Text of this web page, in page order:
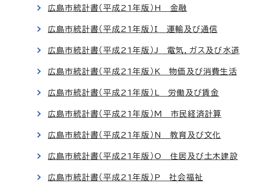
広島市統計書（平成21年版）H 金融
広島市統計書（平成21年版）I 運輸及び通信
広島市統計書（平成21年版）J 電気，ガス及び水道
広島市統計書（平成21年版）K 物価及び消費生活
広島市統計書（平成21年版）L 労働及び賃金
広島市統計書（平成21年版）M 市民経済計算
広島市統計書（平成21年版）N 教育及び文化
広島市統計書（平成21年版）O 住居及び土木建設
広島市統計書（平成21年版）P 社会福祉